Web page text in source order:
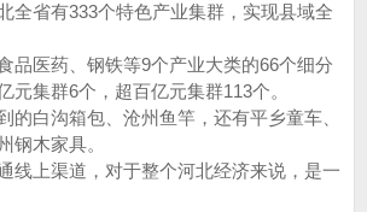
全省有333个特色产业集群，实现县域全
品医药、钢铁等9个产业大类的66个细分
元集群6个，超百亿元集群113个。
的白沟箱包、沧州鱼竿，还有平乡童车、
钢木家具。
线上渠道，对于整个河北经济来说，是一